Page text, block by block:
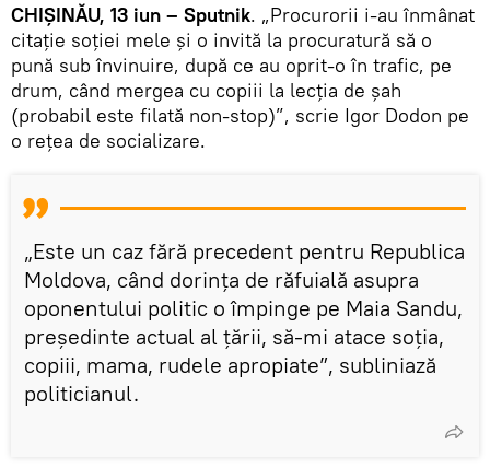
CHIȘINĂU, 13 iun – Sputnik. „Procurorii i-au înmânat
citație soției mele și o invită la procuratură să o
pună sub învinuire, după ce au oprit-o în trafic, pe
drum, când mergea cu copiii la lecția de şah
(probabil este filată non-stop)”, scrie Igor Dodon pe
o rețea de socializare.
„Este un caz fără precedent pentru Republica
Moldova, când dorința de răfuială asupra
oponentului politic o împinge pe Maia Sandu,
președinte actual al țării, să-mi atace soția,
copiii, mama, rudele apropiate”, subliniază
politicianul.